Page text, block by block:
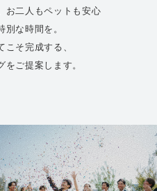
お二人もペットも安心
別な時間を。
こそ完成する、
をご提案します。